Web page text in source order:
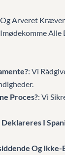
Arveret
Alle
: Vi
Proces?: Vi
I
Og Ikke-